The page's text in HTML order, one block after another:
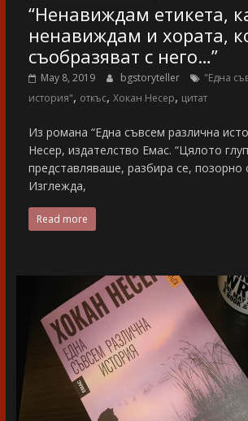
“Ненавиждам етикета,
ненавиждам и хората,
съобразяват с него…”
May 8, 2019 bgstoryteller
"Една
история", откъс, Хокан Несер, цитат
Из романа “Една съвсем различна
Несер, издателство Емас. “Цялото
представляваше, разбира се, позорно
Изглежда,
Read more